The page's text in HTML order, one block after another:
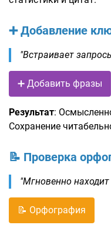
➕ Добавление
"Встраивает
➕ Добавить фразы
Результат:
Сохранение
📝 Проверка
"Мгновенно
📝 Орфография